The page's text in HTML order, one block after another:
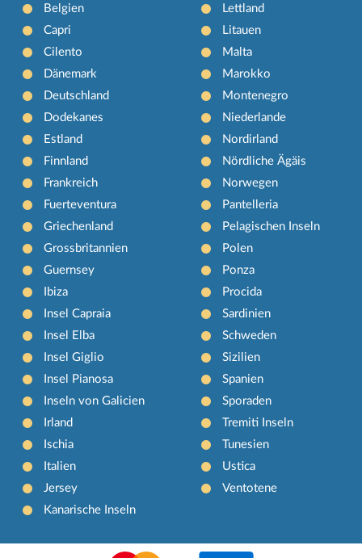
Belgien
Capri
Cilento
Dänemark
Deutschland
Dodekanes
Estland
Finnland
Frankreich
Fuerteventura
Griechenland
Grossbritannien
Guernsey
Ibiza
Insel Capraia
Insel Elba
Insel Giglio
Insel Pianosa
Inseln von Galicien
Irland
Ischia
Italien
Jersey
Kanarische Inseln
Lettland
Litauen
Malta
Marokko
Montenegro
Niederlande
Nordirland
Nördliche Ägäis
Norwegen
Pantelleria
Pelagischen Inseln
Polen
Ponza
Procida
Sardinien
Schweden
Sizilien
Spanien
Sporaden
Tremiti Inseln
Tunesien
Ustica
Ventotene